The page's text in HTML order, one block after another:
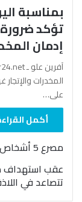
بمناسبة
تؤكد
إدمان
المخدرات
على…
أكمل
مصرع 5 أشخاص في سوريا بحوادث منفصلة خلال يوم واحد
عقب استهداف
تتصاعد في